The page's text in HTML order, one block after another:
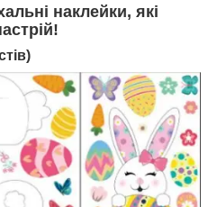
наклейки, які